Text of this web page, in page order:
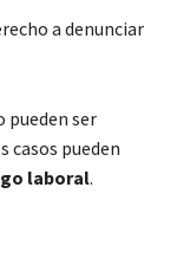
a denunciar
pueden ser
pueden
laboral.